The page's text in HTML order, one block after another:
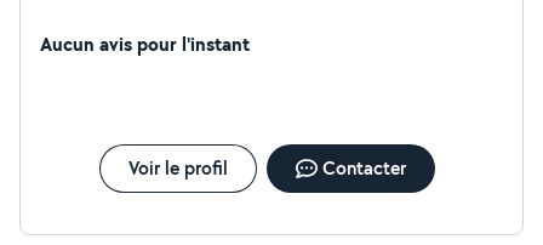
Aucun avis pour l'instant
Voir le profil Contacter